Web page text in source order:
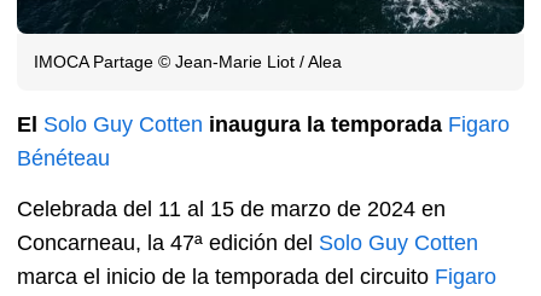
IMOCA Partage © Jean-Marie Liot / Alea
El Solo Guy Cotten inaugura la temporada Figaro
Bénéteau
Celebrada del 11 al 15 de marzo de 2024 en
Concarneau, la 47ª edición del Solo Guy Cotten
marca el inicio de la temporada del circuito Figaro